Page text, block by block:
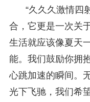
“久久久激情四
合，它更是一次关
生活就应该像夏天
能。我们鼓励你拥
心跳加速的瞬间。
光下飞驰，我们希